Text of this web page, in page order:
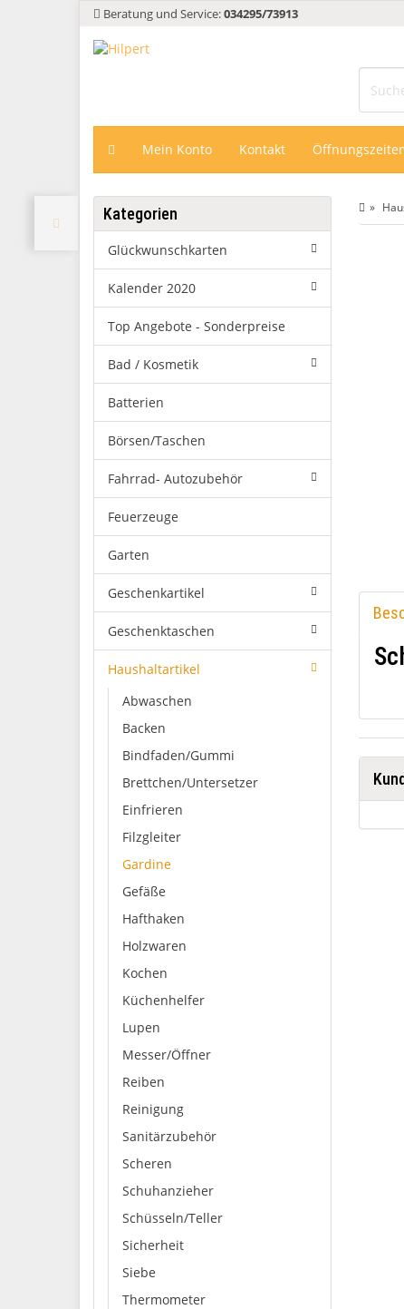
Beratung und Service:034295/73913
Mein Konto Kontakt
Kategorien
Glückwunschkarten
Kalender 2020
Top Angebote - Sonderpreise
Bad / Kosmetik
Batterien
Börsen/Taschen
Fahrrad- Autozubehör
Feuerzeuge
Garten
Geschenkartikel
Geschenktaschen
Haushaltartikel
Abwaschen
Backen
Bindfaden/Gummi
Brettchen/Untersetzer
Einfrieren
Filzgleiter
Gardine
Gefäße
Hafthaken
Holzwaren
Kochen
Küchenhelfer
Lupen
Messer/Öffner
Reiben
Reinigung
Sanitärzubehör
Scheren
Schuhanzieher
Schüsseln/Teller
Sicherheit
Siebe
Thermometer